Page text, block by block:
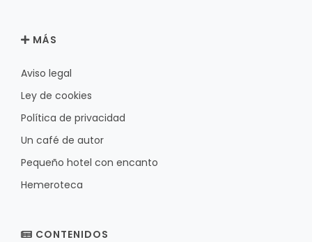
MÁS
Aviso legal
Ley de cookies
Política de privacidad
Un café de autor
Pequeño hotel con encanto
Hemeroteca
CONTENIDOS